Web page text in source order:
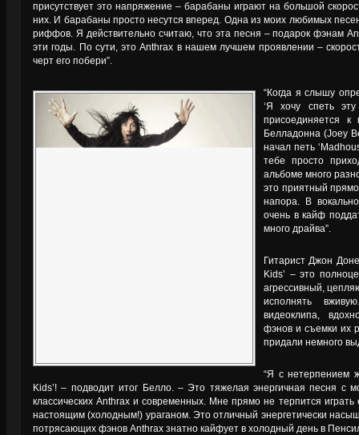
присутствует это напряжение – барабаны играют на большой
них. И барабаны просто несутся вперед. Одна из моих любимых
риффов. Я действительно считаю, что эта песня – подарок фэнам
эти годы. По сути, это Anthrax в нашем лучшем проявлении –
черт его побери”.
“Когда я слышу
‘Я хочу спеть
присоединяется к
Белладонна (Joey
начал петь
тебе просто
альбоме много
это приятный
напора. В
очень в кайф
много драйва”.
Гитарист Джон
Kids’ – это
агрессивный,
исполнять
видеоклипа,
фэнов и съемки их
придали немного
“Я с нетерпением
Kids’! – подводит итог Белло. – Это тяжелая энергичная песня с
классических Anthrax и современных. Мне прямо не терпится
настоящим (холодным!) ураганом. Это отличный энергетически
потрясающих фэнов Anthrax знатно кайфует в холодный день в